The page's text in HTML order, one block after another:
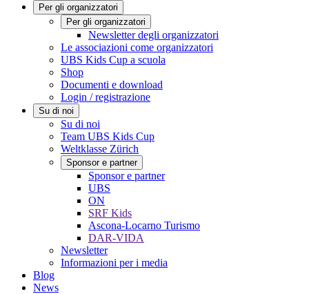
Per gli organizzatori
Per gli organizzatori
Newsletter degli organizzatori
Le associazioni come organizzatori
UBS Kids Cup a scuola
Shop
Documenti e download
Login / registrazione
Su di noi
Su di noi
Team UBS Kids Cup
Weltklasse Zürich
Sponsor e partner
Sponsor e partner
UBS
ON
SRF Kids
Ascona-Locarno Turismo
DAR-VIDA
Newsletter
Informazioni per i media
Blog
News